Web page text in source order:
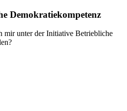
Demokratiekompetenz
mir unter der Initiative Betriebliche